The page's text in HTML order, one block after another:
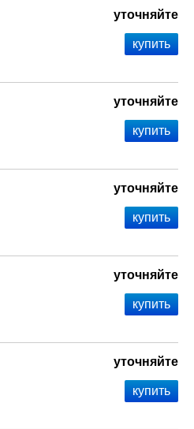
уточняйте
уточняйте
уточняйте
уточняйте
уточняйте